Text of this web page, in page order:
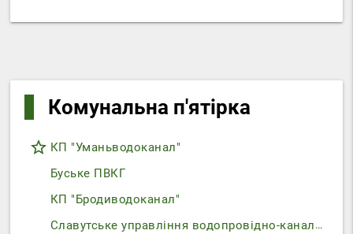
Комунальна п'ятірка
star_border КП "Уманьводоканал"
Буське ПВКГ
КП "Бродиводоканал"
Славутське управління водопровідно-каналізаційного господарства